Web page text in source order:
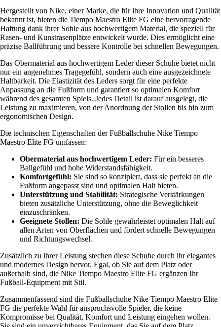
Hergestellt von Nike, einer Marke, die für ihre Innovation und Qualität
bekannt ist, bieten die Tiempo Maestro Elite FG eine hervorragende
Haftung dank ihrer Sohle aus hochwertigem Material, die speziell für
Rasen- und Kunstrasenplätze entwickelt wurde. Dies ermöglicht eine
präzise Ballführung und bessere Kontrolle bei schnellen Bewegungen.
Das Obermaterial aus hochwertigem Leder dieser Schuhe bietet nicht
nur ein angenehmes Tragegefühl, sondern auch eine ausgezeichnete
Haltbarkeit. Die Elastizität des Leders sorgt für eine perfekte
Anpassung an die Fußform und garantiert so optimalen Komfort
während des gesamten Spiels. Jedes Detail ist darauf ausgelegt, die
Leistung zu maximieren, von der Anordnung der Stollen bis hin zum
ergonomischen Design.
Die technischen Eigenschaften der Fußballschuhe Nike Tiempo
Maestro Elite FG umfassen:
Obermaterial aus hochwertigem Leder: Für ein besseres
Ballgefühl und hohe Widerstandsfähigkeit.
Komfortgefühl: Sie sind so konzipiert, dass sie perfekt an die
Fußform angepasst sind und optimalen Halt bieten.
Unterstützung und Stabilität: Strategische Verstärkungen
bieten zusätzliche Unterstützung, ohne die Beweglichkeit
einzuschränken.
Geeignete Stollen: Die Sohle gewährleistet optimalen Halt auf
allen Arten von Oberflächen und fördert schnelle Bewegungen
und Richtungswechsel.
Zusätzlich zu ihrer Leistung stechen diese Schuhe durch ihr elegantes
und modernes Design hervor. Egal, ob Sie auf dem Platz oder
außerhalb sind, die Nike Tiempo Maestro Elite FG ergänzen Ihr
Fußball-Equipment mit Stil.
Zusammenfassend sind die Fußballschuhe Nike Tiempo Maestro Elite
FG die perfekte Wahl für anspruchsvolle Spieler, die keine
Kompromisse bei Qualität, Komfort und Leistung eingehen wollen.